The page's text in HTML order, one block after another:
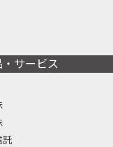
・サービス
託